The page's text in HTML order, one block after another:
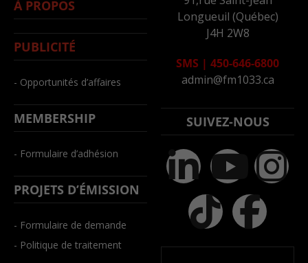
À PROPOS
PUBLICITÉ
- Opportunités d’affaires
MEMBERSHIP
- Formulaire d’adhésion
PROJETS D’ÉMISSION
- Formulaire de demande
- Politique de traitement
Longueuil (Québec)
J4H 2W8
SMS | 450-646-6800
admin@fm1033.ca
SUIVEZ-NOUS